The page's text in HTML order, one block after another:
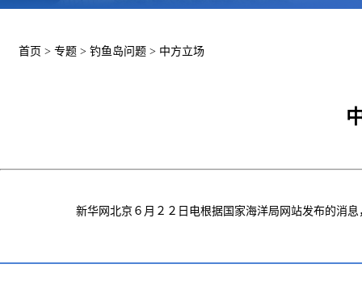
首页 > 专题 > 钓鱼岛问题 > 中方立场
新华网北京６月２２日电根据国家海洋局网站发布的消息